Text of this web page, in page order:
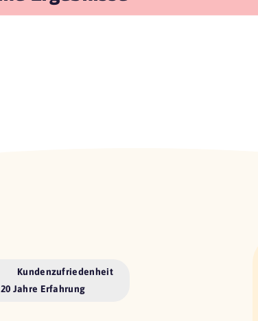
Kundenzufriedenheit
20 Jahre Erfahrung